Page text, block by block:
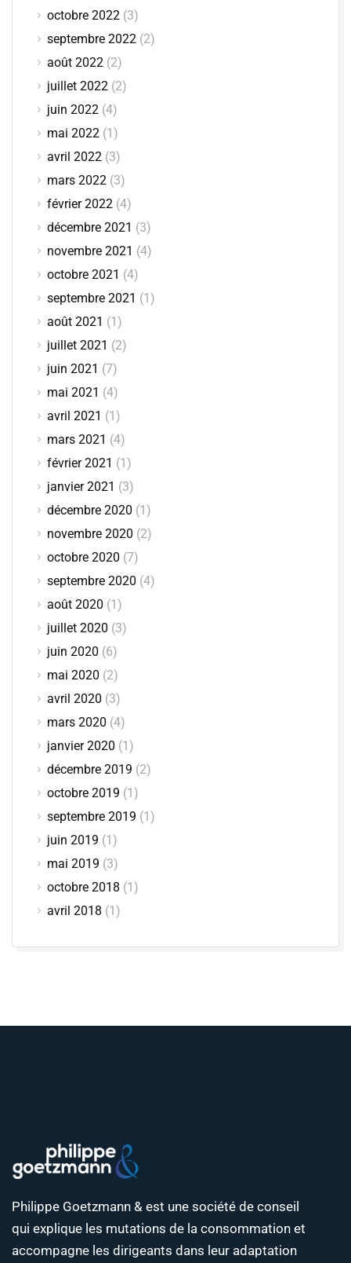
octobre 2022 (3)
septembre 2022 (2)
août 2022 (2)
juillet 2022 (2)
juin 2022 (4)
mai 2022 (1)
avril 2022 (3)
mars 2022 (3)
février 2022 (4)
décembre 2021 (3)
novembre 2021 (4)
octobre 2021 (4)
septembre 2021 (1)
août 2021 (1)
juillet 2021 (2)
juin 2021 (7)
mai 2021 (4)
avril 2021 (1)
mars 2021 (4)
février 2021 (1)
janvier 2021 (3)
décembre 2020 (1)
novembre 2020 (2)
octobre 2020 (7)
septembre 2020 (4)
août 2020 (1)
juillet 2020 (3)
juin 2020 (6)
mai 2020 (2)
avril 2020 (3)
mars 2020 (4)
janvier 2020 (1)
décembre 2019 (2)
octobre 2019 (1)
septembre 2019 (1)
juin 2019 (1)
mai 2019 (3)
octobre 2018 (1)
avril 2018 (1)
Philippe Goetzmann & est une société de conseil
qui explique les mutations de la consommation et
accompagne les dirigeants dans leur adaptation